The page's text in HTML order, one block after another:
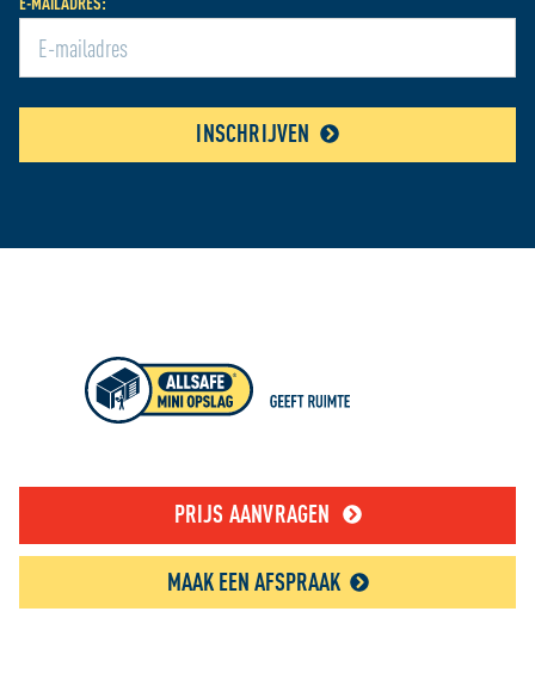
INSCHRIJVEN
PRIJS AANVRAGEN
MAAK EEN AFSPRAAK